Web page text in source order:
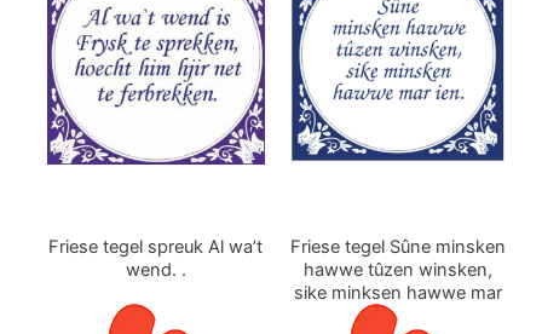
Friese tegel spreuk Al wa’t
wend. .
Friese tegel Sûne minsken
hawwe tûzen winsken,
sike minksen hawwe mar
ien.